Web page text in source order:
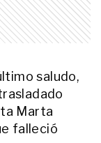
saludo,
Marta
falleció
del Indio
que
sobre la
qué dice la
las causas de